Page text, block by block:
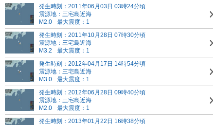
発生時刻：2011年06月03日 03時24分頃
震源地：三宅島近海
M2.0
最大震度：1
発生時刻：2011年10月28日 07時30分頃
震源地：三宅島近海
M3.2
最大震度：1
発生時刻：2012年04月17日 14時54分頃
震源地：三宅島近海
M3.0
最大震度：1
発生時刻：2012年06月28日 09時40分頃
震源地：三宅島近海
M2.0
最大震度：1
発生時刻：2013年01月22日 16時38分頃